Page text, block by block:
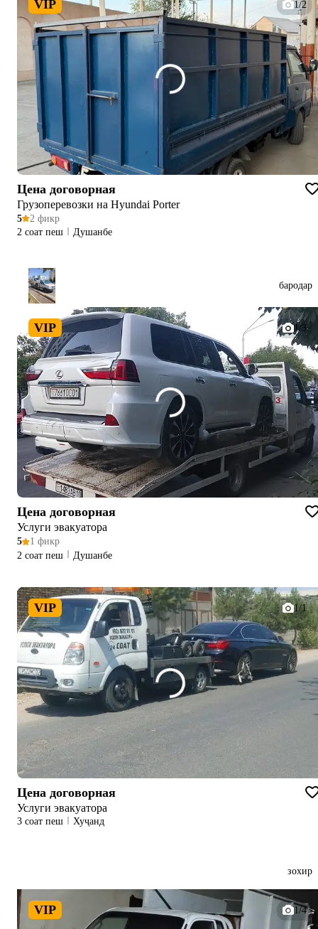
VIP 1/2
Цена договорная
Грузоперевозки на Hyundai Porter
5
2 фикр
2 соат пеш
Душанбе
бародар
VIP 1/3
Цена договорная
Услуги эвакуатора
5
1 фикр
2 соат пеш
Душанбе
VIP 1/1
Цена договорная
Услуги эвакуатора
3 соат пеш Хуҷанд
зохир
VIP 1/4